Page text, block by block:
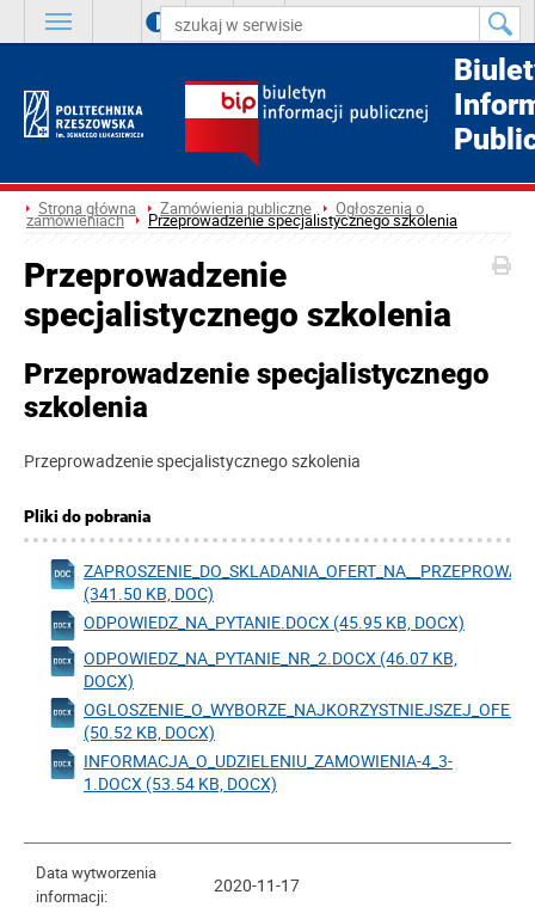
A A A
Strona główna Zamówienia publiczne Ogłoszenia o
zamówieniach Przeprowadzenie specjalistycznego szkolenia
Przeprowadzenie
specjalistycznego szkolenia
Przeprowadzenie specjalistycznego
szkolenia
Przeprowadzenie specjalistycznego szkolenia
Pliki do pobrania
(341.50 KB, DOC)
ODPOWIEDZ_NA_PYTANIE.DOCX (45.95 KB, DOCX)
ODPOWIEDZ_NA_PYTANIE_NR_2.DOCX (46.07 KB,
DOCX)
(50.52 KB, DOCX)
INFORMACJA_O_UDZIELENIU_ZAMOWIENIA-4_3-
1.DOCX (53.54 KB, DOCX)
Data wytworzenia
informacji:
2020-11-17